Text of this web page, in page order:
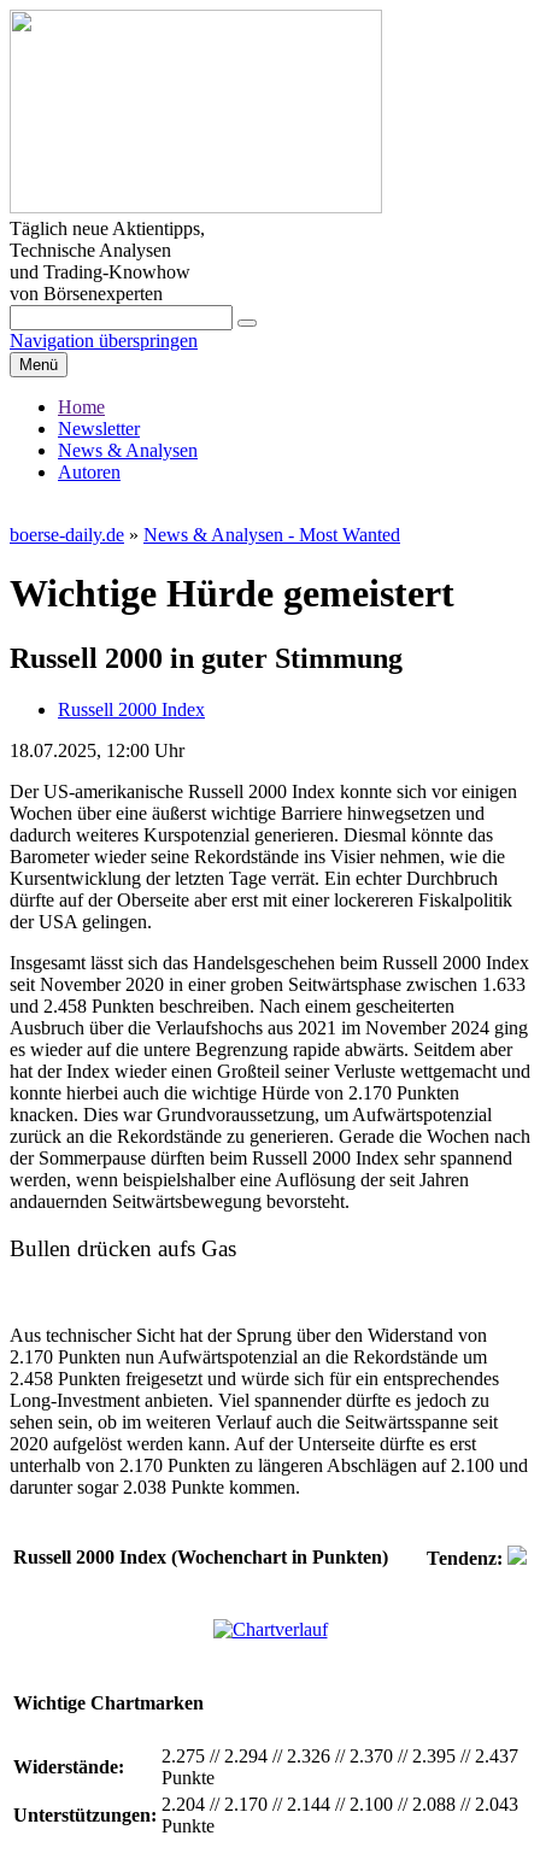
Täglich neue Aktientipps,
Technische Analysen
und Trading-Knowhow
von Börsenexperten
Navigation überspringen
Menü
Home
Newsletter
News & Analysen
Autoren
boerse-daily.de » News & Analysen - Most Wanted
Wichtige Hürde gemeistert
Russell 2000 in guter Stimmung
Russell 2000 Index
18.07.2025, 12:00 Uhr
Der US-amerikanische Russell 2000 Index konnte sich vor einigen
Wochen über eine äußerst wichtige Barriere hinwegsetzen und
dadurch weiteres Kurspotenzial generieren. Diesmal könnte das
Barometer wieder seine Rekordstände ins Visier nehmen, wie die
Kursentwicklung der letzten Tage verrät. Ein echter Durchbruch
dürfte auf der Oberseite aber erst mit einer lockereren Fiskalpolitik
der USA gelingen.
Insgesamt lässt sich das Handelsgeschehen beim Russell 2000 Index
seit November 2020 in einer groben Seitwärtsphase zwischen 1.633
und 2.458 Punkten beschreiben. Nach einem gescheiterten
Ausbruch über die Verlaufshochs aus 2021 im November 2024 ging
es wieder auf die untere Begrenzung rapide abwärts. Seitdem aber
hat der Index wieder einen Großteil seiner Verluste wettgemacht und
konnte hierbei auch die wichtige Hürde von 2.170 Punkten
knacken. Dies war Grundvoraussetzung, um Aufwärtspotenzial
zurück an die Rekordstände zu generieren. Gerade die Wochen nach
der Sommerpause dürften beim Russell 2000 Index sehr spannend
werden, wenn beispielshalber eine Auflösung der seit Jahren
andauernden Seitwärtsbewegung bevorsteht.
Bullen drücken aufs Gas
Aus technischer Sicht hat der Sprung über den Widerstand von
2.170 Punkten nun Aufwärtspotenzial an die Rekordstände um
2.458 Punkten freigesetzt und würde sich für ein entsprechendes
Long-Investment anbieten. Viel spannender dürfte es jedoch zu
sehen sein, ob im weiteren Verlauf auch die Seitwärtsspanne seit
2020 aufgelöst werden kann. Auf der Unterseite dürfte es erst
unterhalb von 2.170 Punkten zu längeren Abschlägen auf 2.100 und
darunter sogar 2.038 Punkte kommen.
Russell 2000 Index (Wochenchart in Punkten) Tendenz:
Wichtige Chartmarken
Widerstände:
2.275 //2.294 //2.326 //2.370 //2.395 //2.437
Punkte
Unterstützungen:
2.204 //2.170 //2.144 //2.100 //2.088 //2.043
Punkte